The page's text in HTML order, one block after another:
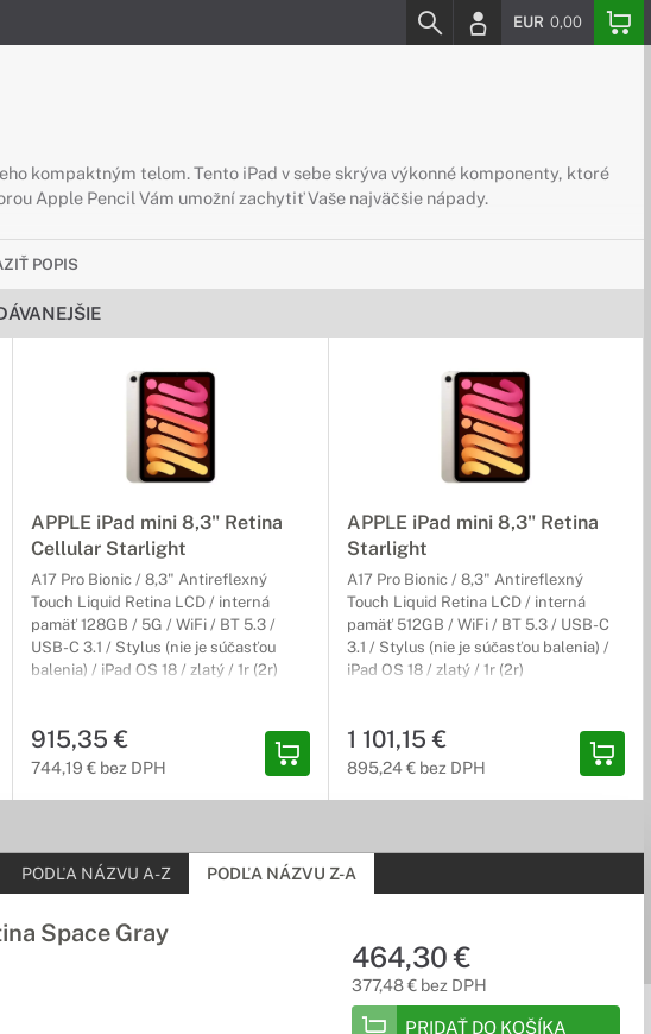
EUR 0,00
kompaktným telom. Tento iPad v sebe skrýva výkonné komponenty, ktoré
Apple Pencil Vám umožní zachytiť Vaše najväčšie nápady.
POPIS
APPLE iPad mini 8,3" Retina
Cellular Starlight
A17 Pro Bionic / 8,3" Antireflexný
Touch Liquid Retina LCD / interná
pamäť 128GB / 5G / WiFi / BT 5.3 /
USB-C 3.1 / Stylus (nie je súčasťou
balenia) / iPad OS 18 / zlatý / 1r (2r)
915,35 €
744,19 € bez DPH
APPLE iPad mini 8,3" Retina
Starlight
A17 Pro Bionic / 8,3" Antireflexný
Touch Liquid Retina LCD / interná
pamäť 512GB / WiFi / BT 5.3 / USB-C
3.1 / Stylus (nie je súčasťou balenia) /
iPad OS 18 / zlatý / 1r (2r)
1 101,15 €
895,24 € bez DPH
PODĽA NÁZVU A-Z PODĽA NÁZVU Z-A
Space Gray
464,30 €
377,48 € bez DPH
PRIDAŤ DO KOŠÍKA